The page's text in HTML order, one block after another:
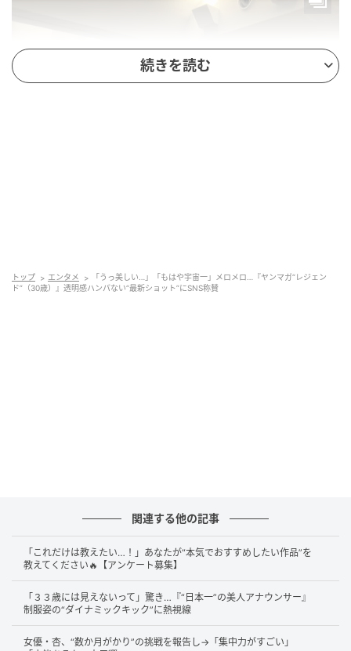
この日着用している淡いピンクのシャツは、シースル
ー素材に、かわいらしいお花のデザインが全面にあし
らわれており、桃月さんの持つ華やかな雰囲気にとて
もよく似合っています。大きなリボンも目を引くポイ
ントです。
続きを読む
トップ エンタメ
「うっ美しい…」「もはや宇宙一」メロメロ…『ヤンマガ“レジェン
ド”（30歳）』透明感ハンパない“最新ショット”にSNS称賛
関連する他の記事
「これだけは教えたい…！」あなたが“本気でおすすめしたい作品”を
教えてください🔥【アンケート募集】
「３３歳には見えないって」驚き…『“日本一”の美人アナウンサー』
制服姿の“ダイナミックキック”に熱視線
女優・杏、“数か月がかり”の挑戦を報告し→「集中力がすごい」